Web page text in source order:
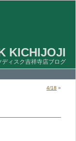
KICHIJOJI
ィスク吉祥寺店ブログ
4/18 »